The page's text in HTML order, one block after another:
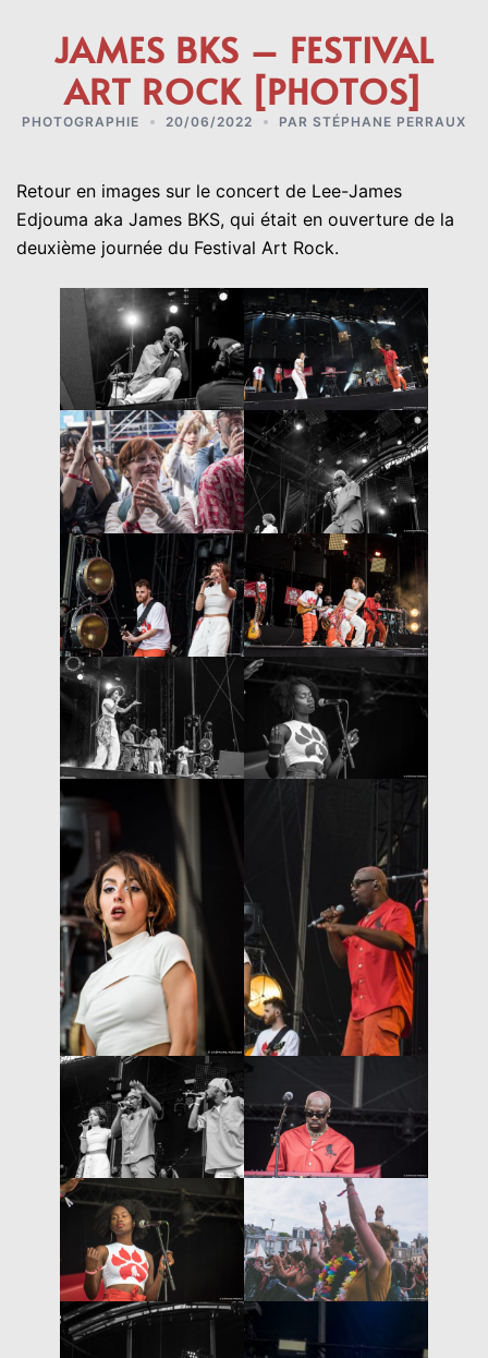
JAMES BKS – FESTIVAL
ART ROCK [PHOTOS]
PHOTOGRAPHIE 20/06/2022 PAR STÉPHANE PERRAUX
Retour en images sur le concert de Lee-James
Edjouma aka James BKS, qui était en ouverture de la
deuxième journée du Festival Art Rock.